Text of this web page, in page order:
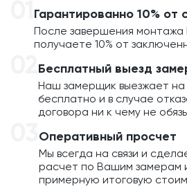
Гарантированно 10% от
После завершения
получаете 10% от
Бесплатный выезд
Наш замерщик выезжает
бесплатно и в случае
договора ни к чему не
Оперативный просчет
Мы всегда на связи и
расчет по Вашим замерам
примерную итоговую